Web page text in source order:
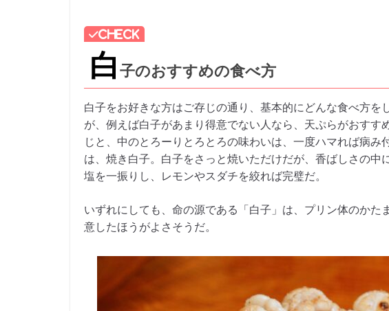
白 子のおすすめの食べ方
白子をお好きな方はご存じの通り、基本的にどんな食べ方を
が、例えば白子があまり得意でない人なら、天ぷらがおすす
じと、中のとろーりとろとろの味わいは、一度ハマれば病
は、焼き白子。白子をさっと焼いただけだが、香ばしさの中
塩を一振りし、レモンやスダチを絞れば完璧だ。
いずれにしても、命の源である「白子」は、プリン体のかた
意したほうがよさそうだ。